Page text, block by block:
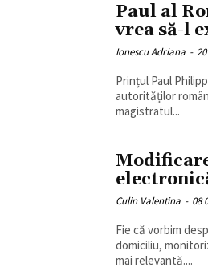
Paul al
vrea să-l
Ionescu Adriana -
Prințul Paul
autorităților
magistratul...
Culin Valentina - 08
Fie că vorbim
domiciliu,
mai relevantă....